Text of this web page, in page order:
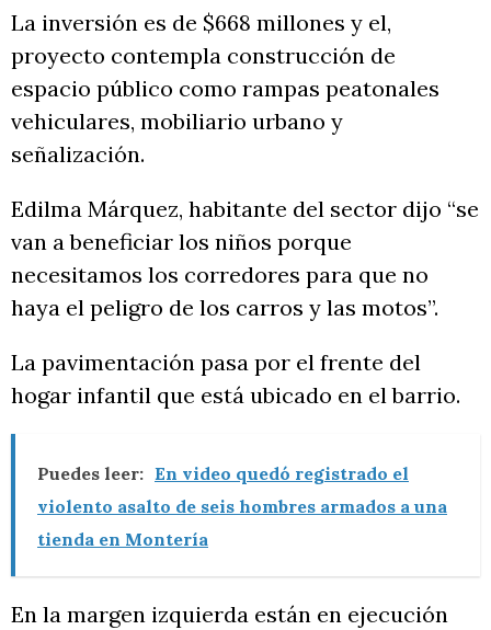
La inversión es de $668 millones y el,
proyecto contempla construcción de
espacio público como rampas peatonales
vehiculares, mobiliario urbano y
señalización.
Edilma Márquez, habitante del sector dijo “se
van a beneficiar los niños porque
necesitamos los corredores para que no
haya el peligro de los carros y las motos”.
La pavimentación pasa por el frente del
hogar infantil que está ubicado en el barrio.
Puedes leer: En video quedó registrado el
violento asalto de seis hombres armados a una
tienda en Montería
En la margen izquierda están en ejecución